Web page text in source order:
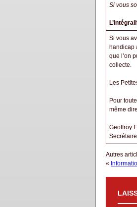
Si vous
Si vous
handicap
que l’on
collecte.
Les
Pour
même
Geoffroy
Autres
«